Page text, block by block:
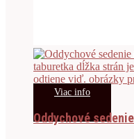
Viac info
Oddychové